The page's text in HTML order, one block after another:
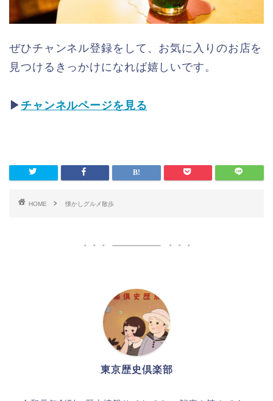
ぜひチャンネル登録をして、お気に入りのお店を
見つけるきっかけになれば嬉しいです。
▶︎ チャンネルページを見る
HOME 懐かしグルメ散歩
東京歴史倶楽部